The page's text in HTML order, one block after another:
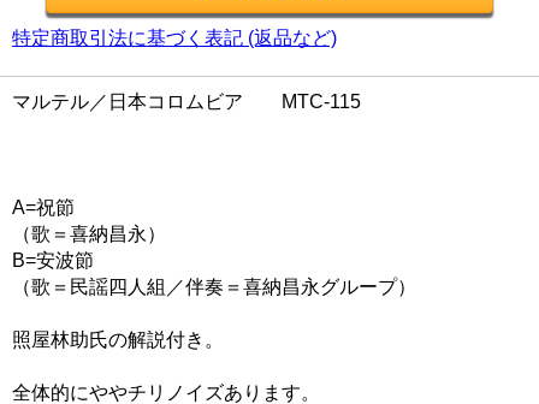
特定商取引法に基づく表記 (返品など)
マルテル／日本コロムビア MTC-115
A=祝節
（歌＝喜納昌永）
B=安波節
（歌＝民謡四人組／伴奏＝喜納昌永グループ）
照屋林助氏の解説付き。
全体的にややチリノイズあります。